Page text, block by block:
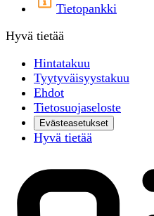
Tietopankki
Hyvä tietää
Hintatakuu
Tyytyväisyystakuu
Ehdot
Tietosuojaseloste
Evästeasetukset
Hyvä tietää